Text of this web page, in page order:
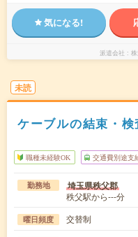
気になる!
派遣会社
未読
ケーブルの結束・検
職種未経験OK 交通費別途支
勤務地 埼玉県秩父郡
秩父駅から---分
曜日頻度 交替制